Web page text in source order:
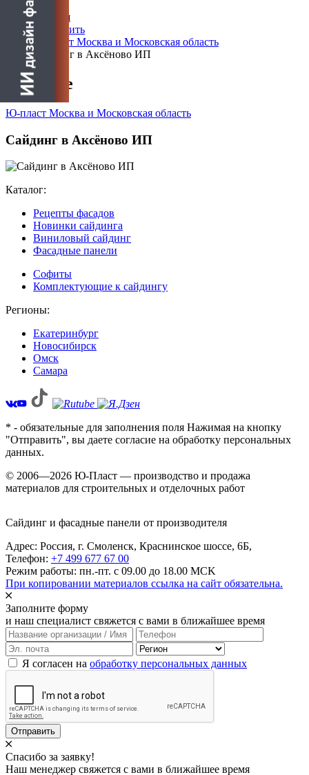
Главная
Где купить
Ю-пласт Москва и Московская область
Сайдинг в Аксёново ИП
О салоне
Ю-пласт Москва и Московская область
Сайдинг в Аксёново ИП
Каталог:
Рецепты фасадов
Новинки сайдинга
Виниловый сайдинг
Фасадные панели
Софиты
Комплектующие к сайдингу
Регионы:
Екатеринбург
Новосибирск
Омск
Самара
* - обязательные для заполнения поля Нажимая на кнопку
"Отправить", вы даете согласие на обработку персональных
данных.
© 2006—2026 Ю-Пласт — производство и продажа
материалов для строительных и отделочных работ
Сайдинг и фасадные панели от производителя
Адрес: Россия, г. Смоленск, Краснинское шоссе, 6Б,
Телефон: +7 499 677 67 00
Режим работы: пн.-пт. с 09.00 до 18.00 MCK
При копировании материалов ссылка на сайт обязательна.
Заполните форму
и наш специалист свяжется с вами в ближайшее время
Я согласен на обработку персональных данных
Отправить
Спасибо за заявку!
Наш менеджер свяжется с вами в ближайшее время